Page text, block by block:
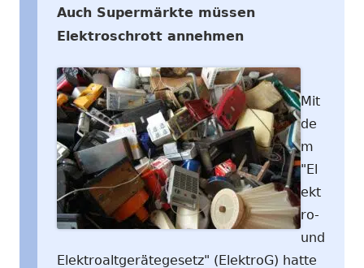
Auch Supermärkte müssen
Elektroschrott annehmen
Mit
de
m
"El
ekt
ro-
und
Elektroaltgerätegesetz" (ElektroG) hatte